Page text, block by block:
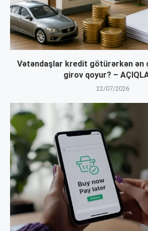
Vətəndaşlar kredit götürərkən ən
girov qoyur? –
22/07/2026